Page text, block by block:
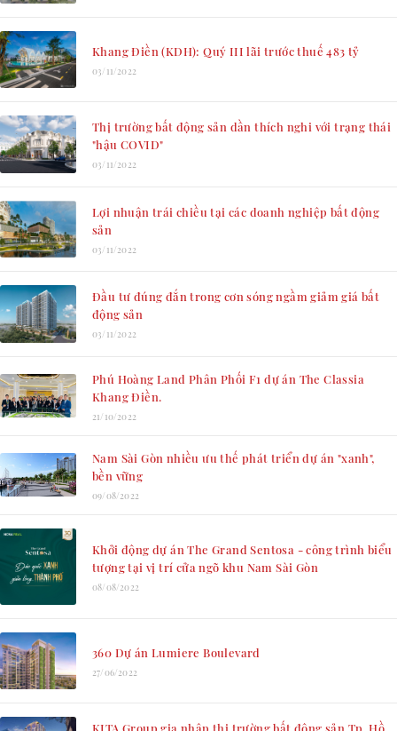
Khang Điền (KDH): Quý III lãi trước thuế 483 tỷ
03/11/2022
Thị trường bất động sản dần thích nghi với trạng thái
"hậu COVID"
03/11/2022
Lợi nhuận trái chiều tại các doanh nghiệp bất động
sản
03/11/2022
Đầu tư đúng đắn trong cơn sóng ngầm giảm giá bất
động sản
03/11/2022
Phú Hoàng Land Phân Phối F1 dự án The Classia
Khang Điền.
21/10/2022
Nam Sài Gòn nhiều ưu thế phát triển dự án "xanh",
bền vững
09/08/2022
Khởi động dự án The Grand Sentosa - công trình biểu
tượng tại vị trí cửa ngõ khu Nam Sài Gòn
08/08/2022
360 Dự án Lumiere Boulevard
27/06/2022